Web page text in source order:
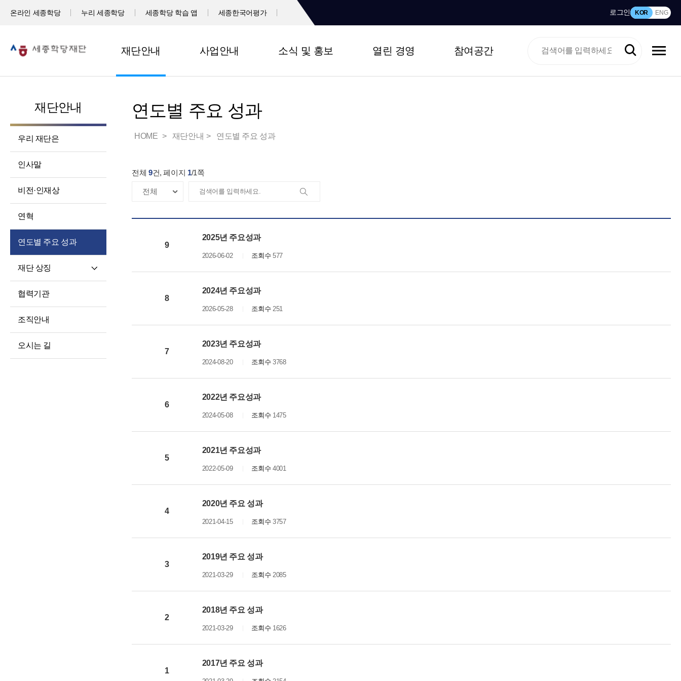
온라인 세종학당 누리 세종학당 세종학당 학습 앱 세종한국어평가 로그인 KOR ENG
재단안내 사업안내 소식 및 홍보 열린 경영 참여공간
재단안내
우리 재단은
인사말
비전·인재상
연혁
연도별 주요 성과
재단 상징
협력기관
조직안내
오시는 길
연도별 주요 성과
HOME 재단안내 연도별 주요 성과
전체 9건, 페이지 1/1쪽
9
2025년 주요성과
2026-06-02 조회수577
8
2024년 주요성과
2026-05-28 조회수251
7
2023년 주요성과
2024-08-20 조회수3768
6
2022년 주요성과
2024-05-08 조회수1475
5
2021년 주요성과
2022-05-09 조회수4001
4
2020년 주요 성과
2021-04-15 조회수3757
3
2019년 주요 성과
2021-03-29 조회수2085
2
2018년 주요 성과
2021-03-29 조회수1626
1
2017년 주요 성과